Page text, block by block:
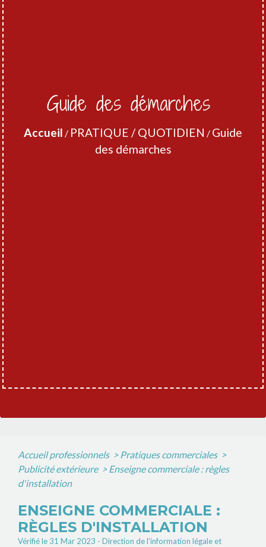
Guide des démarches
Accueil / PRATIQUE / QUOTIDIEN / Guide
des démarches
Accueil professionnels > Pratiques commerciales >
Publicité extérieure > Enseigne commerciale : règles
d'installation
ENSEIGNE COMMERCIALE :
RÈGLES D'INSTALLATION
Vérifié le 31 Mar 2023 - Direction de l'information légale et